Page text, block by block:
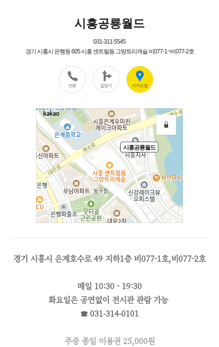
경기 시흥시 은계호수로 49 지하1층 비077-1호,비077-2호
매일 10:30 - 19:30
화요일은 공연없이 전시관 관람 가능
☎ 031-314-0101
주중 종일 이용권 25,000원